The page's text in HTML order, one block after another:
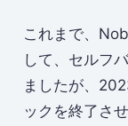
これまで、
して、セルフ
ましたが、
ックを終了さ